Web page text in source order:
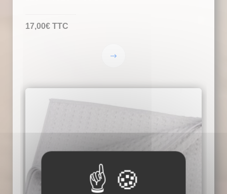
17,00€ TTC
Ce
variations.
peuvent
choisies
sur